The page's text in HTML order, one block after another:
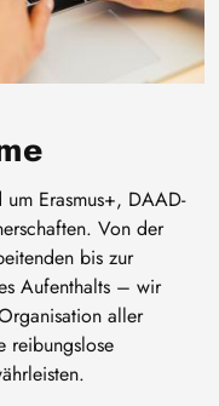
Erasmus+, DAAD-
Von der
bis zur
Aufenthalts – wir
aller
reibungslose